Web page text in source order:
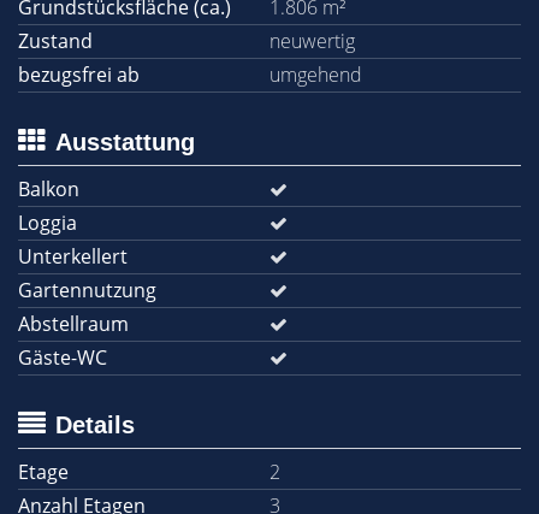
Grundstücksfläche (ca.)
1.806 m²
Zustand
neuwertig
bezugsfrei ab
umgehend
Ausstattung
Balkon
Loggia
Unterkellert
Gartennutzung
Abstellraum
Gäste-WC
Details
Etage
2
Anzahl Etagen
3